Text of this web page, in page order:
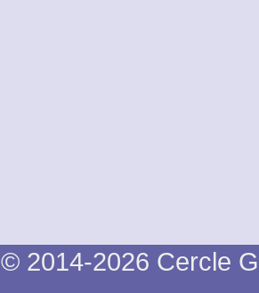
© 2014-2026 Cercle